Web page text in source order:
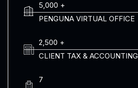
5,000 +
PENGUNA VIRTUAL OFFICE
2,500 +
CLIENT TAX & ACCOUNTING
7